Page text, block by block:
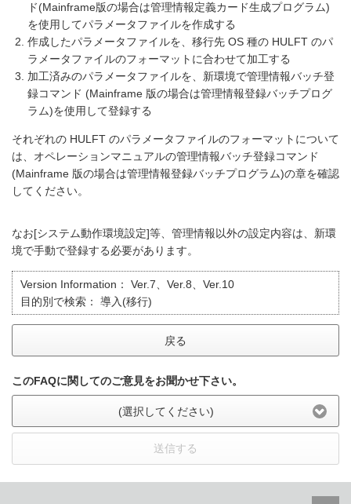
ド(Mainframe版の場合は管理情報定義カード生成プログラム)
を使用してパラメータファイルを作成する
作成したパラメータファイルを、移行先 OS 種の HULFT のパ
ラメータファイルのフォーマットに合わせて加工する
加工済みのパラメータファイルを、新環境で管理情報バッチ登
録コマンド (Mainframe 版の場合は管理情報登録バッチプログ
ラム)を使用して登録する
それぞれの HULFT のパラメータファイルのフォーマットについて
は、オペレーションマニュアルの管理情報バッチ登録コマンド
(Mainframe 版の場合は管理情報登録バッチプログラム)の章を確認
してください。
なお[システム動作環境設定]等、管理情報以外の設定内容は、新環
境で手動で登録する必要があります。
Version Information：
Ver.7、Ver.8、Ver.10
目的別で検索：
導入(移行)
戻る
このFAQに関してのご意見をお聞かせ下さい。
(選択してください)
送信する